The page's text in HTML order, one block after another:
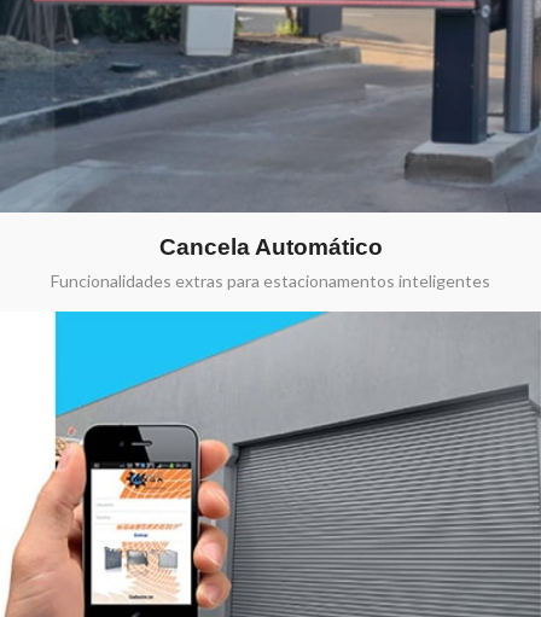
Cancela Automático
Funcionalidades extras para estacionamentos inteligentes